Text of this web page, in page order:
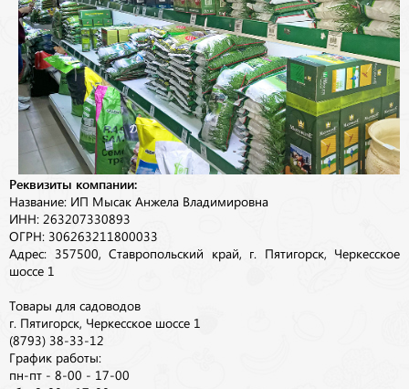
Реквизиты компании:
Название: ИП Мысак Анжела Владимировна
ИНН: 263207330893
ОГРН: 306263211800033
Адрес: 357500, Ставропольский край, г. Пятигорск, Черкесское
шоссе 1
Товары для садоводов
г. Пятигорск, Черкесское шоссе 1
(8793) 38-33-12
График работы:
пн-пт - 8-00 - 17-00